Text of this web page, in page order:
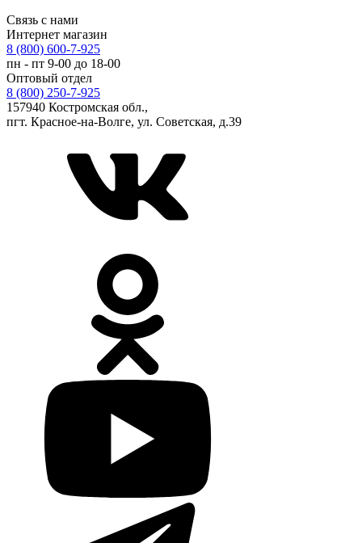
Связь с нами
Интернет магазин
8 (800) 600-7-925
пн - пт 9-00 до 18-00
Оптовый отдел
8 (800) 250-7-925
157940 Костромская обл.,
пгт. Красное-на-Волге, ул. Советская, д.39